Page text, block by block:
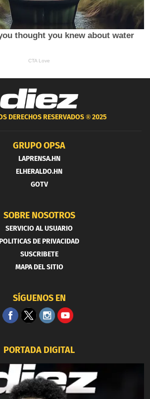
DERECHOS RESERVADOS ®2025
GRUPO OPSA
LAPRENSA.HN
ELHERALDO.HN
GOTV
SOBRE NOSOTROS
SERVICIO AL USUARIO
POLITICAS DE PRIVACIDAD
SUSCRIBETE
MAPA DEL SITIO
SÍGUENOS EN
PORTADA DIGITAL